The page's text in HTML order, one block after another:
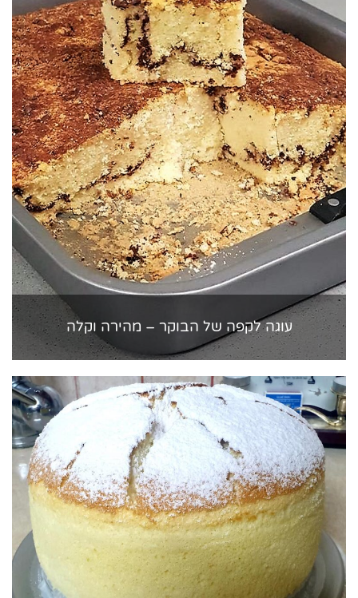
עוגה לקפה של הבוקר – מהירה וקלה